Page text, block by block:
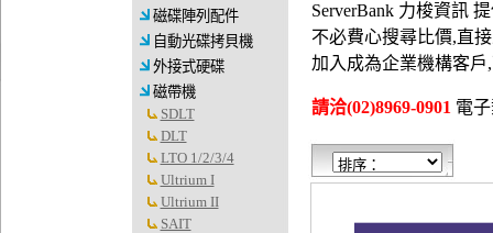
磁碟陣列配件
自動光碟拷貝機
外接式硬碟
磁帶機
SDLT
DLT
LTO 1/2/3/4
Ultrium I
Ultrium II
SAIT
ServerBank 力梭資訊
不必費心搜尋比價,直
加入成為企業機構客
請洽(02)8969-0901 電子